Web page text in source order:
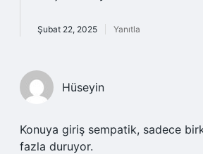
Şubat 22, 2025 Yanıtla
Hüseyin
Konuya giriş sempatik, sadece
fazla duruyor.